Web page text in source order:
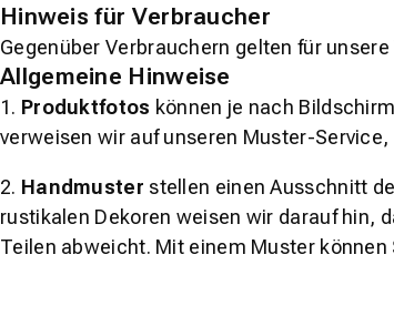
Hinweis für Verbraucher
Gegenüber Verbrauchern gelten für
Allgemeine Hinweise
1. Produktfotos können je nach
verweisen wir auf unseren Muster-
2. Handmuster stellen einen Ausschnitt
rustikalen Dekoren weisen wir darauf hin,
Teilen abweicht. Mit einem Muster